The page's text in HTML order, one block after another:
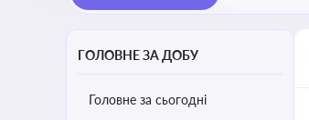
ГОЛОВНЕ ЗА ДОБУ
Головне за сьогодні